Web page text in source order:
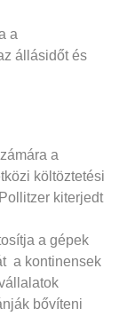
a
állásidőt és
a
költöztetési
kiterjedt
a gépek
a kontinensek
bővíteni